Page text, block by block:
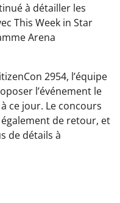
à détailler les
This Week in Star
Arena
2954, l’équipe
l’événement le
ce jour. Le concours
également de retour, et
de détails à